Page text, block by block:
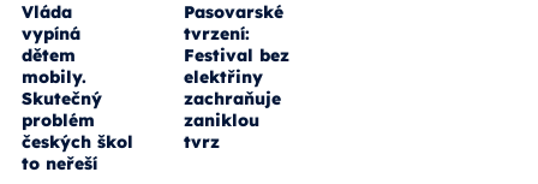
Vláda
vypíná
dětem
mobily.
Skutečný
problém
českých škol
to neřeší
Pasovarské
tvrzení:
Festival bez
elektřiny
zachraňuje
zaniklou
tvrz